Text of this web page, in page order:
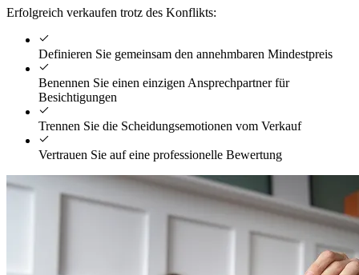
Erfolgreich verkaufen trotz des Konflikts:
Definieren Sie gemeinsam den annehmbaren Mindestpreis
Benennen Sie einen einzigen Ansprechpartner für
Besichtigungen
Trennen Sie die Scheidungsemotionen vom Verkauf
Vertrauen Sie auf eine professionelle Bewertung